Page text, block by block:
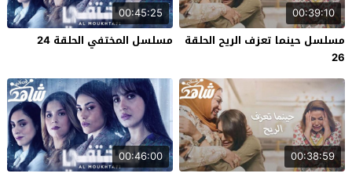
00:39:10
مسلسل حينما تعزف الريح الحلقة
26
00:45:25
مسلسل المختفي الحلقة 24
00:38:59
00:46:00